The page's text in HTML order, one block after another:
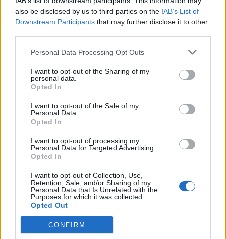
also be disclosed by us to third parties on the IAB’s List of
Downstream Participants that may further disclose it to other
Personal Data Processing Opt Outs
I want to opt-out of the Sharing of my
personal data.
Opted In
I want to opt-out of the Sale of my
Personal Data.
Opted In
I want to opt-out of processing my
Personal Data for Targeted Advertising.
Opted In
I want to opt-out of Collection, Use,
Retention, Sale, and/or Sharing of my
Personal Data that Is Unrelated with the
Purposes for which it was collected.
Opted Out
CONFIRM
να δημιουργήσει τέτοιες σχέσεις ώστε μέσα από
αυτή την λειτουργική σχέση συνόλου και
ατόμου να μην δημιουργούνται τριβές. Το
φαινόμενο του δικαιωματισμού θα πρέπει να
πρόβλημα το οποίο θα αντιμετωπίσουμε στο
μέλλον όλοι όσοι σχετιζόμαστε με
λειτουργίας της ίδιας της ανθρώπινης
κοινωνίας. Δεν είναι εύκολη αντιμετώπιση,
πρέπει να το δούμε το θέμα πολύ ουσιαστικά
και βέβαια για την Εκκλησία υπάρχει μια
Διοικούσα γραμμή που είναι η γραμμή των
πατέρων της Εκκλησίας, που κι εκείνοι μέσα από
την δική τους διδασκαλία έδωσαν το
περιεχόμενο του τι σημαίνει ανθρώπινο
δικαίωμα.